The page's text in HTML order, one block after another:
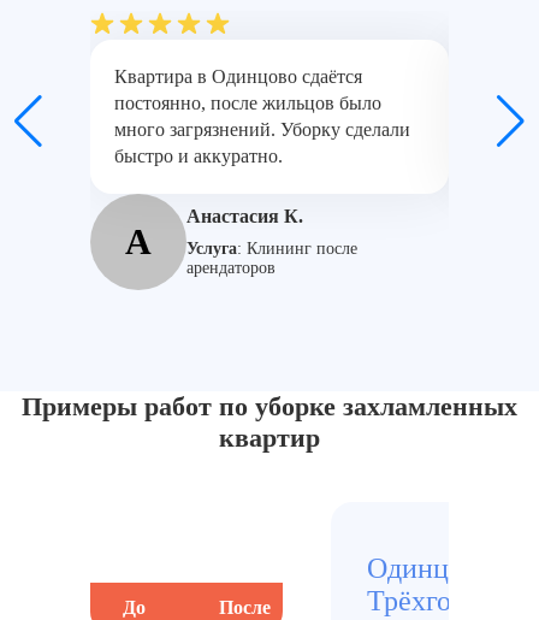
Квартира в Одинцово сдаётся
постоянно, после жильцов было
много загрязнений. Уборку сделали
быстро и аккуратно.
А
Анастасия К.
Услуга: Клининг после
арендаторов
всё
Примеры работ по уборке захламленных
квартир
До После
Одинцово,
Трёхгорка